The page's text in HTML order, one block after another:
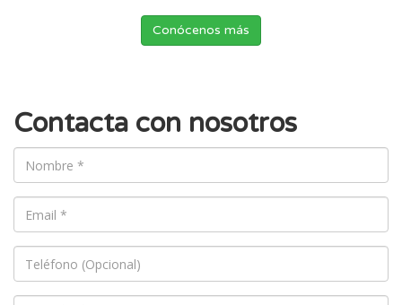
Conócenos más
Contacta con nosotros